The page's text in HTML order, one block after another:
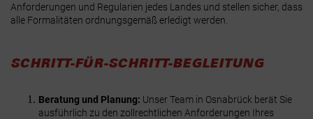
Anforderungen und Regularien jedes Landes und stellen sicher, dass
alle Formalitäten ordnungsgemäß erledigt werden.
SCHRITT-FÜR-SCHRITT-BEGLEITUNG
Beratung und Planung: Unser Team in Osnabrück berät Sie
ausführlich zu den zollrechtlichen Anforderungen Ihres